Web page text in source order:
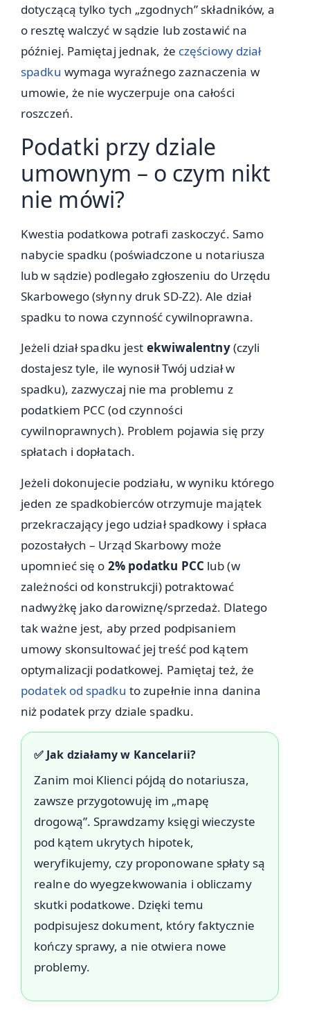
dotyczącą tylko tych „zgodnych” składników, a
o resztę walczyć w sądzie lub zostawić na
później. Pamiętaj jednak, że częściowy dział
spadku wymaga wyraźnego zaznaczenia w
umowie, że nie wyczerpuje ona całości
roszczeń.
Podatki przy dziale
umownym – o czym nikt
nie mówi?
Kwestia podatkowa potrafi zaskoczyć. Samo
nabycie spadku (poświadczone u notariusza
lub w sądzie) podlegało zgłoszeniu do Urzędu
Skarbowego (słynny druk SD-Z2). Ale dział
spadku to nowa czynność cywilnoprawna.
Jeżeli dział spadku jest ekwiwalentny(czyli
dostajesz tyle, ile wynosił Twój udział w
spadku), zazwyczaj nie ma problemu z
podatkiem PCC (od czynności
cywilnoprawnych). Problem pojawia się przy
spłatach i dopłatach.
Jeżeli dokonujecie podziału, w wyniku którego
jeden ze spadkobierców otrzymuje majątek
przekraczający jego udział spadkowy i spłaca
pozostałych – Urząd Skarbowy może
upomnieć się o 2% podatku PCC lub (w
zależności od konstrukcji) potraktować
nadwyżkę jako darowiznę/sprzedaż. Dlatego
tak ważne jest, aby przed podpisaniem
umowy skonsultować jej treść pod kątem
optymalizacji podatkowej. Pamiętaj też, że
podatek od spadku to zupełnie inna danina
niż podatek przy dziale spadku.
✅ Jak działamy w Kancelarii?
Zanim moi Klienci pójdą do notariusza,
zawsze przygotowuję im „mapę
drogową”. Sprawdzamy księgi wieczyste
pod kątem ukrytych hipotek,
weryfikujemy, czy proponowane spłaty są
realne do wyegzekwowania i obliczamy
skutki podatkowe. Dzięki temu
podpisujesz dokument, który faktycznie
kończy sprawy, a nie otwiera nowe
problemy.